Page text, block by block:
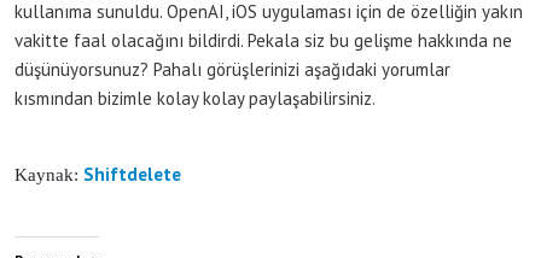
kullanıma sunuldu. OpenAI, iOS uygulaması için de özelliğin yakın
vakitte faal olacağını bildirdi. Pekala siz bu gelişme hakkında ne
düşünüyorsunuz? Pahalı görüşlerinizi aşağıdaki yorumlar
kısmından bizimle kolay kolay paylaşabilirsiniz.
Kaynak: Shiftdelete